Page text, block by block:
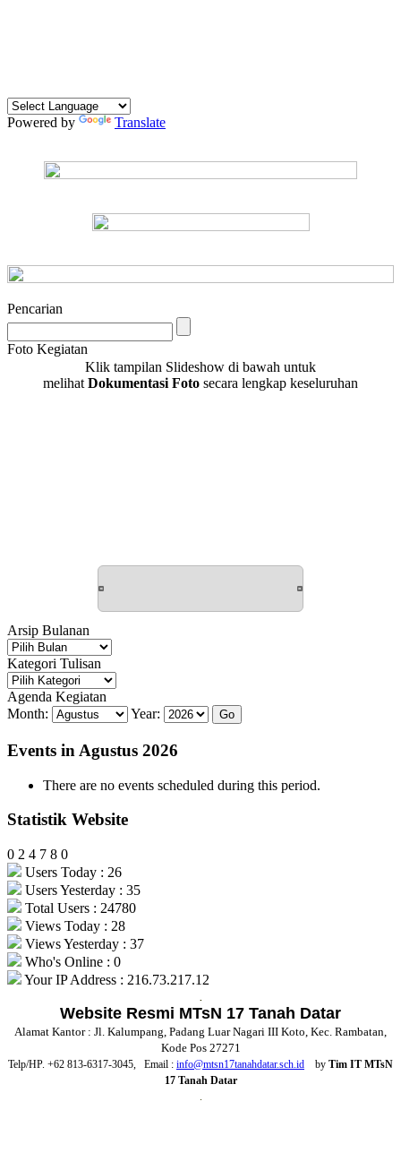
Powered by Translate
Pencarian
Foto Kegiatan
Klik tampilan Slideshow di bawah untuk
melihat Dokumentasi Foto secara lengkap keseluruhan
Arsip Bulanan
Arsip
Bulanan
Kategori Tulisan
Kategori
Tulisan
Agenda Kegiatan
Month:
Year:
Events in Agustus 2026
There are no events scheduled during this period.
Statistik Website
0 2 4 7 8 0
Users Today : 26
Users Yesterday : 35
Total Users : 24780
Views Today : 28
Views Yesterday : 37
Who's Online : 0
Your IP Address : 216.73.217.12
Website Resmi MTsN 17 Tanah Datar
Alamat Kantor : Jl. Kalumpang, Padang Luar Nagari III Koto, Kec. Rambatan,
Kode Pos 27271
Telp/HP. +62 813-6317-3045, Email : info@mtsn17tanahdatar.sch.id by Tim IT MTsN
17 Tanah Datar
.